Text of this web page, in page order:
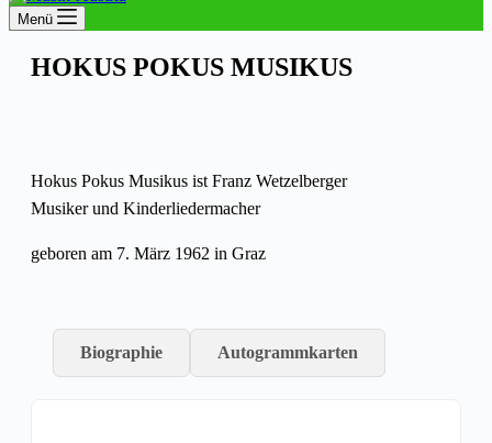
Menü
HOKUS POKUS MUSIKUS
Hokus Pokus Musikus ist Franz Wetzelberger
Musiker und Kinderliedermacher
geboren am 7. März 1962 in Graz
Biographie Autogrammkarten